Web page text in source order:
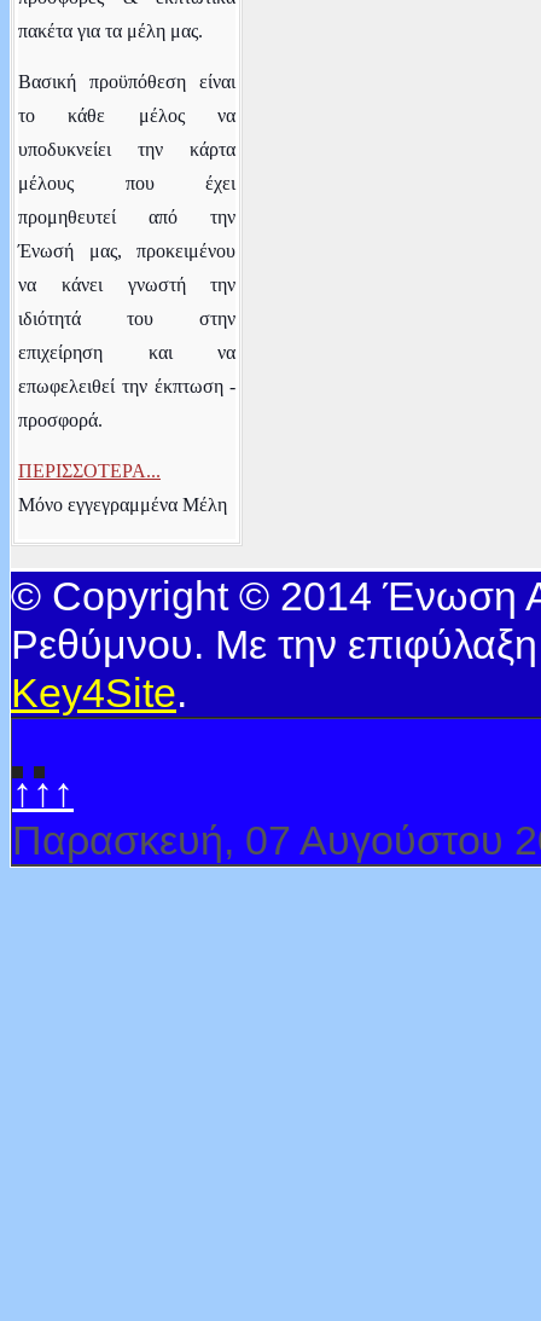
πακέτα για τα μέλη μας.
Βασική προϋπόθεση είναι
το κάθε μέλος να
υποδυκνείει την κάρτα
μέλους που έχει
προμηθευτεί από την
Ένωσή μας, προκειμένου
να κάνει γνωστή την
ιδιότητά του στην
επιχείρηση και να
επωφελειθεί την έκπτωση -
προσφορά.
ΠΕΡΙΣΣΟΤΕΡΑ...
Μόνο εγγεγραμμένα Μέλη
© Copyright © 2014 Ένωση
Ρεθύμνου. Με την
Key4Site.
↑↑↑
Παρασκευή, 07 Αυγούστου